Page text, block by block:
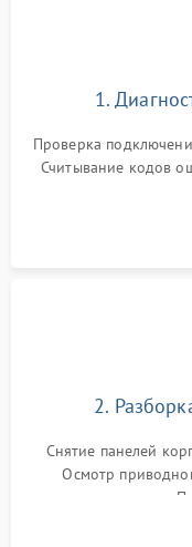
1.
Проверка
Считывание кодов
выявления
2.
Снятие панелей
Осмотр
амортизаторов.
крестовины на